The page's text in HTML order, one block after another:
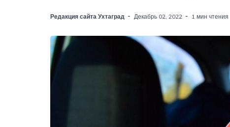
Редакция сайта Ухтаград Декабрь 02, 2022 1 мин чтения